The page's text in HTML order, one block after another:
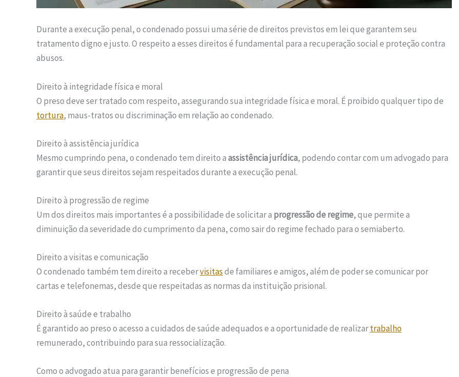
Durante a execução penal, o condenado possui uma série de direitos previstos em lei que garantem seu
tratamento digno e justo. O respeito a esses direitos é fundamental para a recuperação social e proteção contra
abusos.
Direito à integridade física e moral
O preso deve ser tratado com respeito, assegurando sua integridade física e moral. É proibido qualquer tipo de
tortura, maus-tratos ou discriminação em relação ao condenado.
Direito à assistência jurídica
Mesmo cumprindo pena, o condenado tem direito aassistência jurídica, podendo contar com um advogado para
garantir que seus direitos sejam respeitados durante a execução penal.
Direito à progressão de regime
Um dos direitos mais importantes é a possibilidade de solicitar a progressão de regime, que permite a
diminuição da severidade do cumprimento da pena, como sair do regime fechado para o semiaberto.
Direito a visitas e comunicação
O condenado também tem direito a recebervisitasde familiares e amigos, além de poder se comunicar por
cartas e telefonemas, desde que respeitadas as normas da instituição prisional.
Direito à saúde e trabalho
É garantido ao preso o acesso a cuidados de saúde adequados e a oportunidade de realizartrabalho
remunerado, contribuindo para sua ressocialização.
Como o advogado atua para garantir benefícios e progressão de pena